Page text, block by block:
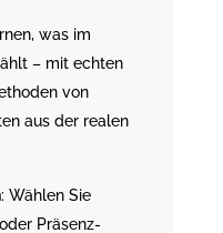
was im
– mit echten
von
aus der realen
: Wählen Sie
Präsenz-